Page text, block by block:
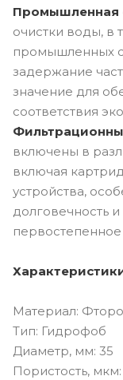
Промышленная
очистки воды, в
промышленных
задержание
значение для
соответствия
включены в
включая
устройства,
долговечность
Материал:
Тип: Гидрофоб
Диаметр, мм: 35
Пористость, мкм: